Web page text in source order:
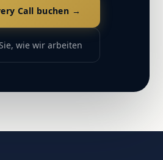
Call buchen →
wie wir arbeiten